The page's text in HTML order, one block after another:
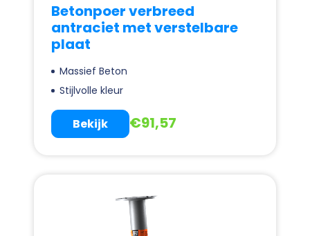
Betonpoer verbreed
antraciet met verstelbare
plaat
Massief Beton
Stijlvolle kleur
€91,57
Bekijk